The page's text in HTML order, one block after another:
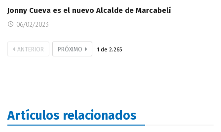
Jonny Cueva es el nuevo Alcalde de Marcabelí
06/02/2023
ANTERIOR PRÓXIMO 1 de 2.265
Artículos relacionados